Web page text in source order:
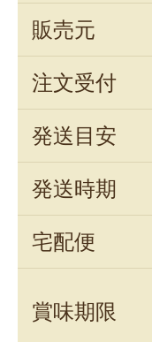
販売元
注文受付
発送目安
発送時期
宅配便
賞味期限